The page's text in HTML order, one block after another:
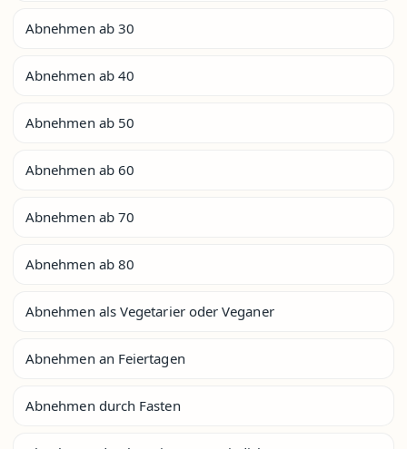
Abnehmen ab 30
Abnehmen ab 40
Abnehmen ab 50
Abnehmen ab 60
Abnehmen ab 70
Abnehmen ab 80
Abnehmen als Vegetarier oder Veganer
Abnehmen an Feiertagen
Abnehmen durch Fasten